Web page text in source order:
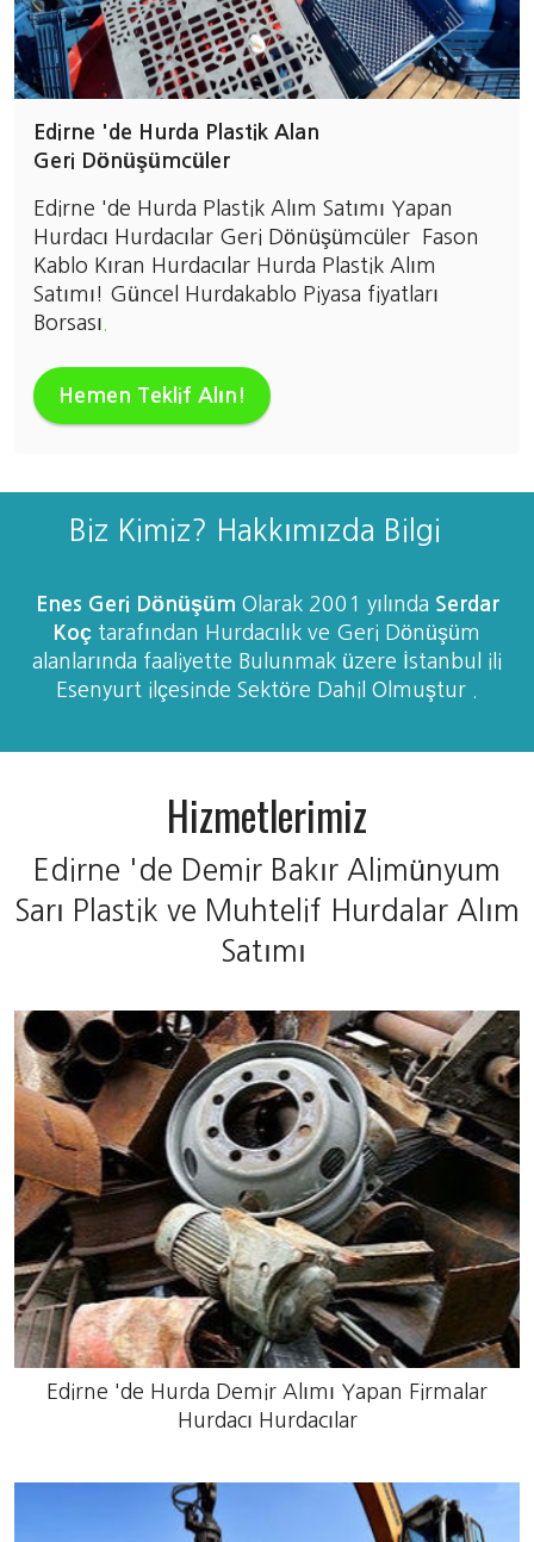
Edirne 'de Hurda Plastik Alan
Geri Dönüşümcüler
Edirne 'de Hurda Plastik Alım Satımı Yapan
Hurdacı Hurdacılar Geri Dönüşümcüler Fason
Kablo Kıran Hurdacılar Hurda Plastik Alım
Satımı! Güncel Hurdakablo Piyasa fiyatları
Borsası
Hemen Teklif Alın!
Biz Kimiz? Hakkımızda Bilgi
Enes Geri Dönüşüm Olarak 2001 yılında Serdar
Koç tarafından Hurdacılık ve Geri Dönüşüm
alanlarında faaliyette Bulunmak üzere İstanbul ili
Esenyurt ilçesinde Sektöre Dahil Olmuştur .
Hizmetlerimiz
Edirne 'de Demir Bakır Alimünyum
Sarı Plastik ve Muhtelif Hurdalar Alım
Satımı
Edirne 'de Hurda Demir Alımı Yapan Firmalar
Hurdacı Hurdacılar